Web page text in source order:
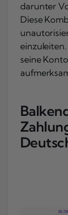
darunter
Diese
seine